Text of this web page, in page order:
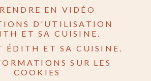
EN VIDÉO
D'UTILISATION
ET SA CUISINE.
ÉDITH ET SA CUISINE.
SUR LES
COOKIES